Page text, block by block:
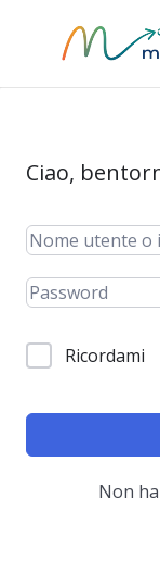
Ciao,
Ricordami
Non